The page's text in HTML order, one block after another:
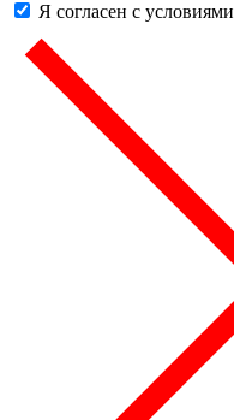
Я согласен с условиями